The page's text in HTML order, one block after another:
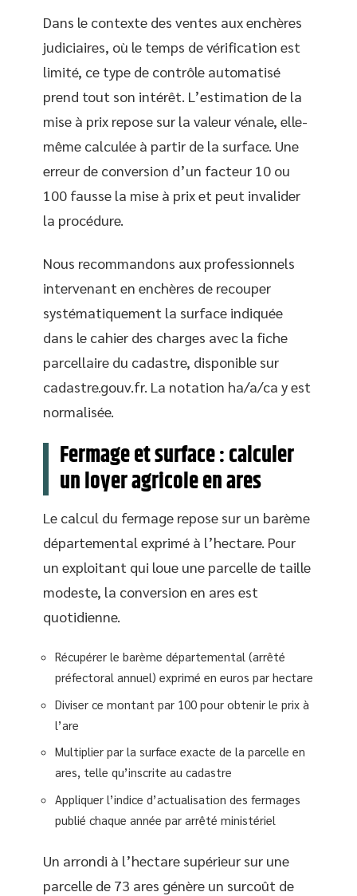
Dans le contexte des ventes aux enchères
judiciaires, où le temps de vérification est
limité, ce type de contrôle automatisé
prend tout son intérêt. L’estimation de la
mise à prix repose sur la valeur vénale, elle-
même calculée à partir de la surface. Une
erreur de conversion d’un facteur 10 ou
100 fausse la mise à prix et peut invalider
la procédure.
Nous recommandons aux professionnels
intervenant en enchères de recouper
systématiquement la surface indiquée
dans le cahier des charges avec la fiche
parcellaire du cadastre, disponible sur
cadastre.gouv.fr. La notation ha/a/ca y est
normalisée.
Fermage et surface : calculer
un loyer agricole en ares
Le calcul du fermage repose sur un barème
départemental exprimé à l’hectare. Pour
un exploitant qui loue une parcelle de taille
modeste, la conversion en ares est
quotidienne.
Récupérer le barème départemental (arrêté
préfectoral annuel) exprimé en euros par hectare
Diviser ce montant par 100 pour obtenir le prix à
l’are
Multiplier par la surface exacte de la parcelle en
ares, telle qu’inscrite au cadastre
Appliquer l’indice d’actualisation des fermages
publié chaque année par arrêté ministériel
Un arrondi à l’hectare supérieur sur une
parcelle de 73 ares génère un surcoût de